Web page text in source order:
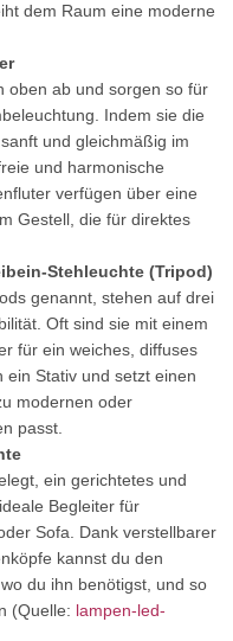
dem Raum eine moderne
oben ab und sorgen so für
Indem sie die
und gleichmäßig im
und harmonische
verfügen über eine
Gestell, die für direktes
Stehleuchte (Tripod)
genannt, stehen auf drei
Oft sind sie mit einem
für ein weiches, diffuses
Stativ und setzt einen
modernen oder
passt.
ein gerichtetes und
Begleiter für
Sofa. Dank verstellbarer
kannst du den
du ihn benötigst, und so
(Quelle: lampen-led-